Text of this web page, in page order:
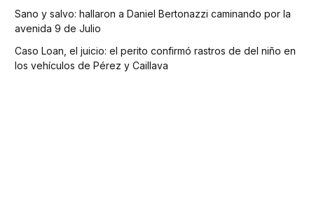
Sano y salvo: hallaron a Daniel Bertonazzi caminando por la
avenida 9 de Julio
Caso Loan, el juicio: el perito confirmó rastros de del niño en
los vehículos de Pérez y Caillava